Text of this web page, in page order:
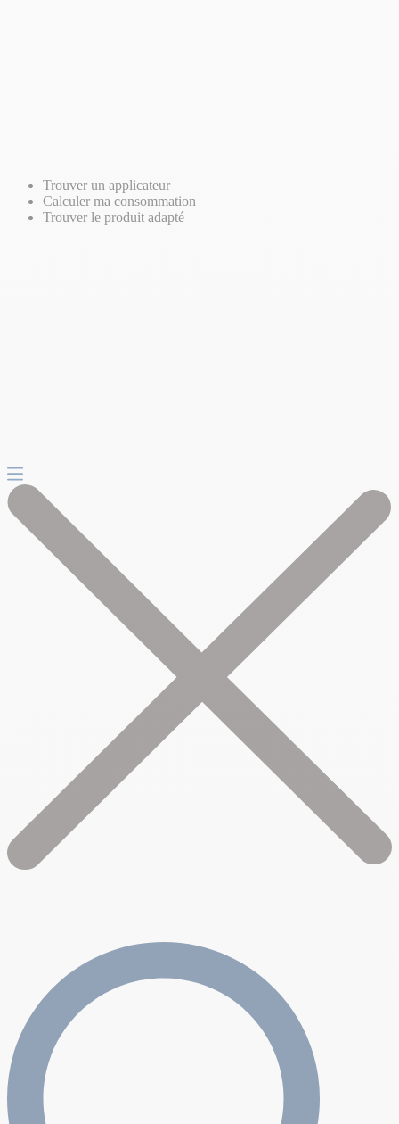
Trouver un applicateur
Calculer ma consommation
Trouver le produit adapté